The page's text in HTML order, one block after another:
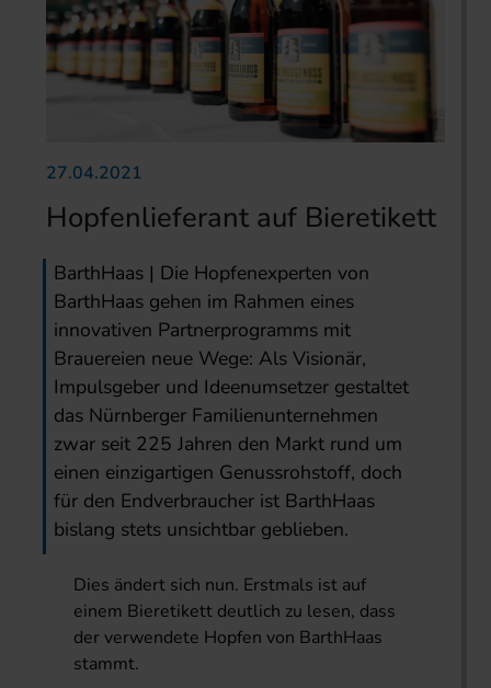
27.04.2021
Hopfenlieferant auf Bieretikett
BarthHaas | Die Hopfenexperten von
BarthHaas gehen im Rahmen eines
innovativen Partnerprogramms mit
Brauereien neue Wege: Als Visionär,
Impulsgeber und Ideenumsetzer gestaltet
das Nürnberger Familienunternehmen
zwar seit 225 Jahren den Markt rund um
einen einzigartigen Genussrohstoff, doch
für den Endverbraucher ist BarthHaas
bislang stets unsichtbar geblieben.
Dies ändert sich nun. Erstmals ist auf
einem Bieretikett deutlich zu lesen, dass
der verwendete Hopfen von BarthHaas
stammt.